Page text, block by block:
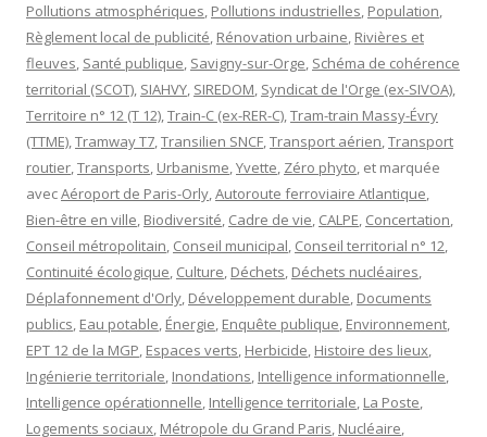
Pollutions atmosphériques, Pollutions industrielles, Population,
Règlement local de publicité, Rénovation urbaine, Rivières et
fleuves, Santé publique, Savigny-sur-Orge, Schéma de cohérence
territorial (SCOT), SIAHVY, SIREDOM, Syndicat de l'Orge (ex-SIVOA),
Territoire n° 12 (T 12),Train-C (ex-RER-C),Tram-train Massy-Évry
(TTME),Tramway T7,Transilien SNCF,Transport aérien,Transport
routier,Transports, Urbanisme,Yvette, Zéro phyto, et marquée
avecAéroport de Paris-Orly,Autoroute ferroviaire Atlantique,
Bien-être en ville, Biodiversité, Cadre de vie, CALPE, Concertation,
Conseil métropolitain, Conseil municipal, Conseil territorial n° 12,
Continuité écologique, Culture, Déchets, Déchets nucléaires,
Déplafonnement d'Orly, Développement durable, Documents
publics, Eau potable, Énergie, Enquête publique, Environnement,
EPT 12 de la MGP, Espaces verts, Herbicide, Histoire des lieux,
Ingénierie territoriale, Inondations, Intelligence informationnelle,
Intelligence opérationnelle, Intelligence territoriale, La Poste,
Logements sociaux, Métropole du Grand Paris, Nucléaire,